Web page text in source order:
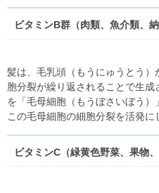
ビタミンB群（肉類、魚介類、
髪は、毛乳頭（もうにゅうとう
胞分裂が繰り返されることで生
を「毛母細胞（もうぼさいぼう）
この毛母細胞の細胞分裂を活発に
ビタミンC（緑黄色野菜、果物、